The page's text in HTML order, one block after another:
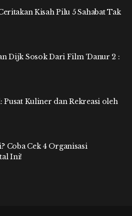
Kisah Pilu 5 Sahabat Tak
Dijk Sosok Dari Film ‘Danur 2 :
Pusat Kuliner dan Rekreasi oleh
Coba Cek 4 Organisasi
Ini!